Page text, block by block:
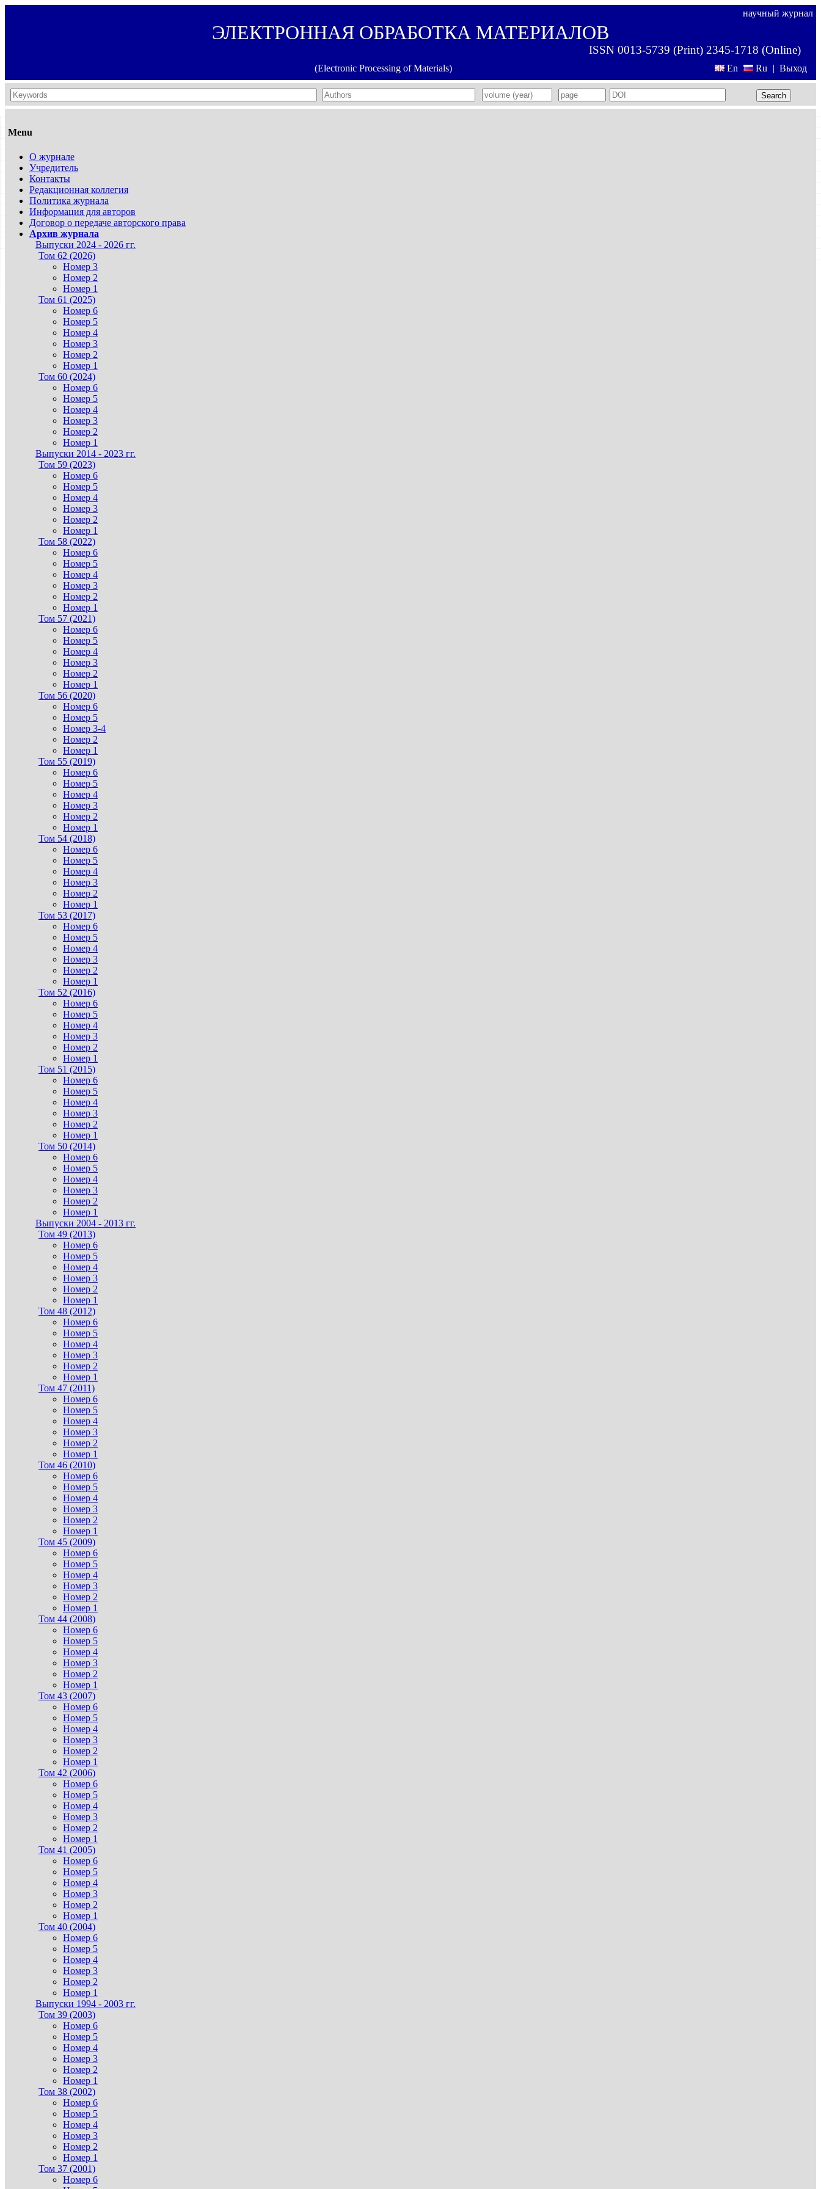
научный журнал
ЭЛЕКТРОННАЯ ОБРАБОТКА МАТЕРИАЛОВ
ISSN 0013-5739 (Print) 2345-1718 (Online)
(Electronic Processing of Materials) Выход
En Ru |
Search
Menu
О журнале
Учредитель
Контакты
Редакционная коллегия
Политика журнала
Информация для авторов
Договор о передаче авторского права
Архив журнала
Выпуски 2024 - 2026 гг.
Том 62 (2026)
Номер 3
Номер 2
Номер 1
Том 61 (2025)
Номер 6
Номер 5
Номер 4
Номер 3
Номер 2
Номер 1
Том 60 (2024)
Номер 6
Номер 5
Номер 4
Номер 3
Номер 2
Номер 1
Выпуски 2014 - 2023 гг.
Том 59 (2023)
Номер 6
Номер 5
Номер 4
Номер 3
Номер 2
Номер 1
Том 58 (2022)
Номер 6
Номер 5
Номер 4
Номер 3
Номер 2
Номер 1
Том 57 (2021)
Номер 6
Номер 5
Номер 4
Номер 3
Номер 2
Номер 1
Том 56 (2020)
Номер 6
Номер 5
Номер 3-4
Номер 2
Номер 1
Том 55 (2019)
Номер 6
Номер 5
Номер 4
Номер 3
Номер 2
Номер 1
Том 54 (2018)
Номер 6
Номер 5
Номер 4
Номер 3
Номер 2
Номер 1
Том 53 (2017)
Номер 6
Номер 5
Номер 4
Номер 3
Номер 2
Номер 1
Том 52 (2016)
Номер 6
Номер 5
Номер 4
Номер 3
Номер 2
Номер 1
Том 51 (2015)
Номер 6
Номер 5
Номер 4
Номер 3
Номер 2
Номер 1
Том 50 (2014)
Номер 6
Номер 5
Номер 4
Номер 3
Номер 2
Номер 1
Выпуски 2004 - 2013 гг.
Том 49 (2013)
Номер 6
Номер 5
Номер 4
Номер 3
Номер 2
Номер 1
Том 48 (2012)
Номер 6
Номер 5
Номер 4
Номер 3
Номер 2
Номер 1
Том 47 (2011)
Номер 6
Номер 5
Номер 4
Номер 3
Номер 2
Номер 1
Том 46 (2010)
Номер 6
Номер 5
Номер 4
Номер 3
Номер 2
Номер 1
Том 45 (2009)
Номер 6
Номер 5
Номер 4
Номер 3
Номер 2
Номер 1
Том 44 (2008)
Номер 6
Номер 5
Номер 4
Номер 3
Номер 2
Номер 1
Том 43 (2007)
Номер 6
Номер 5
Номер 4
Номер 3
Номер 2
Номер 1
Том 42 (2006)
Номер 6
Номер 5
Номер 4
Номер 3
Номер 2
Номер 1
Том 41 (2005)
Номер 6
Номер 5
Номер 4
Номер 3
Номер 2
Номер 1
Том 40 (2004)
Номер 6
Номер 5
Номер 4
Номер 3
Номер 2
Номер 1
Выпуски 1994 - 2003 гг.
Том 39 (2003)
Номер 6
Номер 5
Номер 4
Номер 3
Номер 2
Номер 1
Том 38 (2002)
Номер 6
Номер 5
Номер 4
Номер 3
Номер 2
Номер 1
Том 37 (2001)
Номер 6